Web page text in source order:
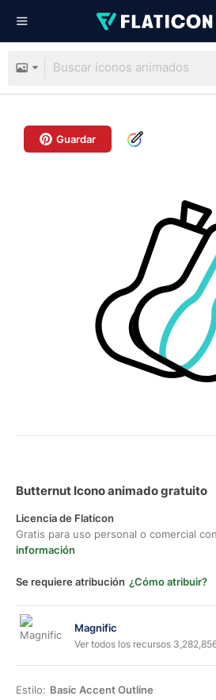
Guardar
Butternut Icono animado gratuito
Licencia de Flaticon
Gratis para uso personal o comercial
información
Se requiere atribución ¿Cómo atribuir?
Magnific
Ver todos los recursos
Estilo: Basic Accent Outline